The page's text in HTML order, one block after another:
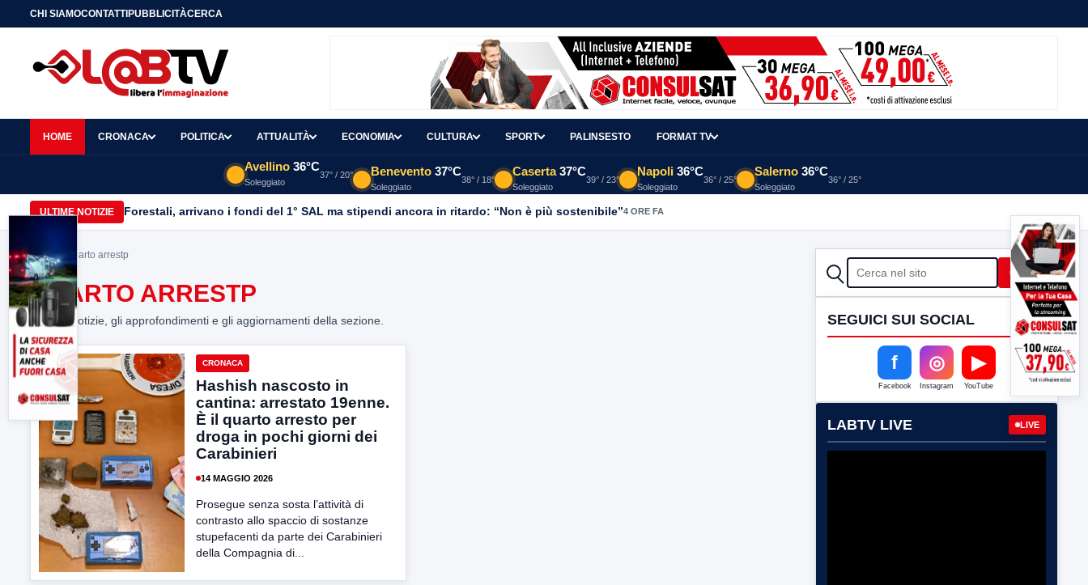
CHI SIAMOCONTATTIPUBBLICITÀCERCA
HOME CRONACA POLITICA ATTUALITÀ ECONOMIA CULTURA SPORT PALINSESTO FORMAT TV
Avellino 36°C
Soleggiato
37° / 20° Benevento 37°C
Soleggiato
38° / 18°
Caserta 37°C
Soleggiato
39° / 23°
Napoli 36°C
Soleggiato
36° / 25°
Salerno 36°C
Soleggiato
36° / 25°
ULTIME NOTIZIE Forestali, arrivano i fondi del 1° SAL ma stipendi ancora in ritardo: “Non è più sostenibile”4 ORE FA
Home> quarto arrestp
QUARTO ARRESTP
Tutte le notizie, gli approfondimenti e gli aggiornamenti della sezione.
CRONACA
Hashish nascosto in
cantina: arrestato 19enne.
È il quarto arresto per
droga in pochi giorni dei
Carabinieri
14 MAGGIO 2026
Prosegue senza sosta l’attività di
contrasto allo spaccio di sostanze
stupefacenti da parte dei Carabinieri
della Compagnia di...
CERCA Cerca
SEGUICI SUI SOCIAL
f
Facebook
◎
Instagram
▶
YouTube
LABTV LIVE LIVE